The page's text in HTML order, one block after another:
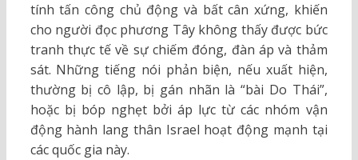
tính tấn công chủ động và bất cân xứng, khiến
cho người đọc phương Tây không thấy được bức
tranh thực tế về sự chiếm đóng, đàn áp và thảm
sát. Những tiếng nói phản biện, nếu xuất hiện,
thường bị cô lập, bị gán nhãn là “bài Do Thái”,
hoặc bị bóp nghẹt bởi áp lực từ các nhóm vận
động hành lang thân Israel hoạt động mạnh tại
các quốc gia này.